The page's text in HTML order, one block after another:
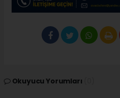
Okuyucu Yorumları